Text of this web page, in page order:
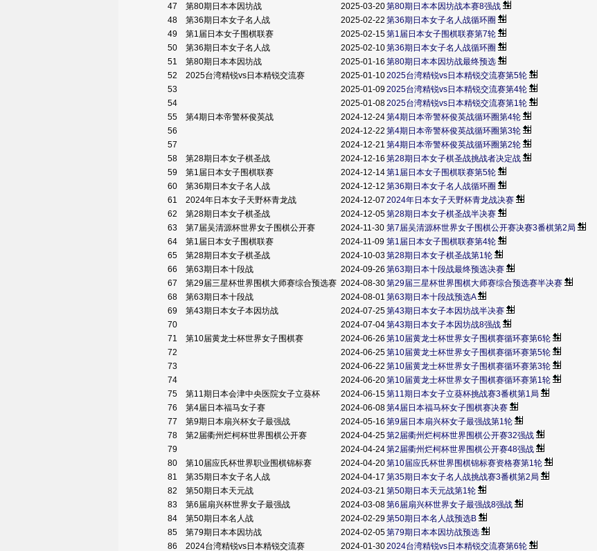
47
第80期日本本因坊战 2025-03-20第80期日本本因坊战本赛8强战
48
第36期日本女子名人战 2025-02-22 第36期日本女子名人战循环圈
49
第1届日本女子围棋联赛 2025-02-15第1届日本女子围棋联赛第7轮
50
第36期日本女子名人战 2025-02-10第36期日本女子名人战循环圈
51
第80期日本本因坊战 2025-01-16 第80期日本本因坊战最终预选
52
2025台湾精锐vs日本精锐交流赛 2025-01-102025台湾精锐vs日本精锐交流赛第5轮
53
2025-01-092025台湾精锐vs日本精锐交流赛第4轮
54
2025-01-082025台湾精锐vs日本精锐交流赛第1轮
55
第4期日本帝警杯俊英战 2024-12-24第4期日本帝警杯俊英战循环圈第4轮
56
2024-12-22 第4期日本帝警杯俊英战循环圈第3轮
57
2024-12-21 第4期日本帝警杯俊英战循环圈第2轮
58
第28期日本女子棋圣战 2024-12-16 第28期日本女子棋圣战挑战者决定战
59
第1届日本女子围棋联赛 2024-12-14第1届日本女子围棋联赛第5轮
60
第36期日本女子名人战 2024-12-12 第36期日本女子名人战循环圈
61
2024年日本女子天野杯青龙战 2024-12-07 2024年日本女子天野杯青龙战决赛
62
第28期日本女子棋圣战 2024-12-05第28期日本女子棋圣战半决赛
63
第7届吴清源杯世界女子围棋公开赛 2024-11-30 第7届吴清源杯世界女子围棋公开赛决赛3番棋第2局
64
第1届日本女子围棋联赛 2024-11-09 第1届日本女子围棋联赛第4轮
65
第28期日本女子棋圣战 2024-10-03第28期日本女子棋圣战第1轮
66
第63期日本十段战 2024-09-26 第63期日本十段战最终预选决赛
67
第29届三星杯世界围棋大师赛综合预选赛 2024-08-30第29届三星杯世界围棋大师赛综合预选赛半决赛
68
第63期日本十段战 2024-08-01 第63期日本十段战预选A
69
第43期日本女子本因坊战 2024-07-25第43期日本女子本因坊战半决赛
70
2024-07-04第43期日本女子本因坊战8强战
71
第10届黄龙士杯世界女子围棋赛 2024-06-26 第10届黄龙士杯世界女子围棋赛循环赛第6轮
72
2024-06-25第10届黄龙士杯世界女子围棋赛循环赛第5轮
73
2024-06-22 第10届黄龙士杯世界女子围棋赛循环赛第3轮
74
2024-06-20第10届黄龙士杯世界女子围棋赛循环赛第1轮
75
第11期日本会津中央医院女子立葵杯 2024-06-15第11期日本女子立葵杯挑战赛3番棋第1局
76
第4届日本福马女子赛 2024-06-08第4届日本福马杯女子围棋赛决赛
77
第9期日本扇兴杯女子最强战 2024-05-16 第9届日本扇兴杯女子最强战第1轮
78
第2届衢州烂柯杯世界围棋公开赛 2024-04-25第2届衢州烂柯杯世界围棋公开赛32强战
79
2024-04-24第2届衢州烂柯杯世界围棋公开赛48强战
80
第10届应氏杯世界职业围棋锦标赛 2024-04-20第10届应氏杯世界围棋锦标赛资格赛第1轮
81
第35期日本女子名人战 2024-04-17 第35期日本女子名人战挑战赛3番棋第2局
82
第50期日本天元战 2024-03-21 第50期日本天元战第1轮
83
第6届扇兴杯世界女子最强战 2024-03-08第6届扇兴杯世界女子最强战8强战
84
第50期日本名人战 2024-02-29第50期日本名人战预选B
85
第79期日本本因坊战 2024-02-05第79期日本本因坊战预选
86
2024台湾精锐vs日本精锐交流赛 2024-01-302024台湾精锐vs日本精锐交流赛第6轮